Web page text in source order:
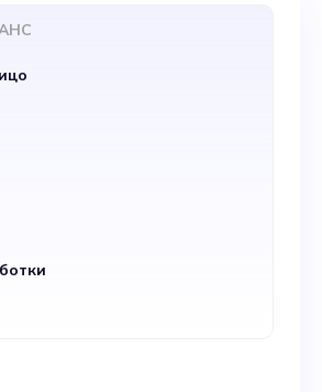
нашего
вы будете
разработкой
на основе